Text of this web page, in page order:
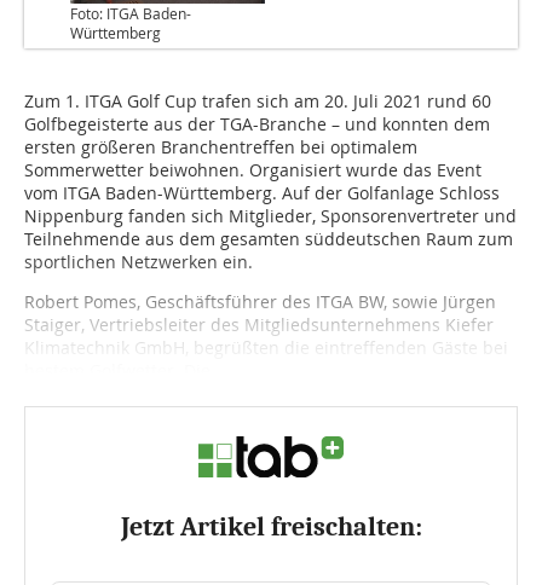
Foto: ITGA Baden-
Württemberg
Zum 1. ITGA Golf Cup trafen sich am 20. Juli 2021 rund 60
Golfbegeisterte aus der TGA-Branche – und konnten dem
ersten größeren Branchentreffen bei optimalem
Sommerwetter beiwohnen. Organisiert wurde das Event
vom ITGA Baden-Württemberg. Auf der Golfanlage Schloss
Nippenburg fanden sich Mitglieder, Sponsorenvertreter und
Teilnehmende aus dem gesamten süddeutschen Raum zum
sportlichen Netzwerken ein.
Robert Pomes, Geschäftsführer des ITGA BW, sowie Jürgen
Staiger, Vertriebsleiter des Mitgliedsunternehmens Kiefer
Klimatechnik GmbH, begrüßten die eintreffenden Gäste bei
Jetzt Artikel freischalten: